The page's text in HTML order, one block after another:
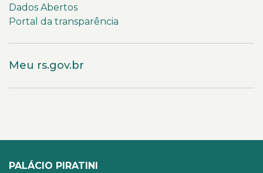
Dados Abertos
Portal da transparência
Meu rs.gov.br
PALÁCIO PIRATINI